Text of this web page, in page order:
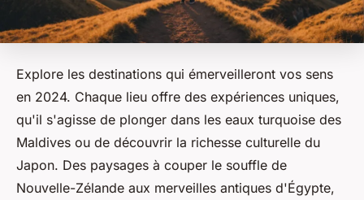
Explore les destinations qui émerveilleront vos sens
en 2024. Chaque lieu offre des expériences uniques,
qu'il s'agisse de plonger dans les eaux turquoise des
Maldives ou de découvrir la richesse culturelle du
Japon. Des paysages à couper le souffle de
Nouvelle-Zélande aux merveilles antiques d'Égypte,